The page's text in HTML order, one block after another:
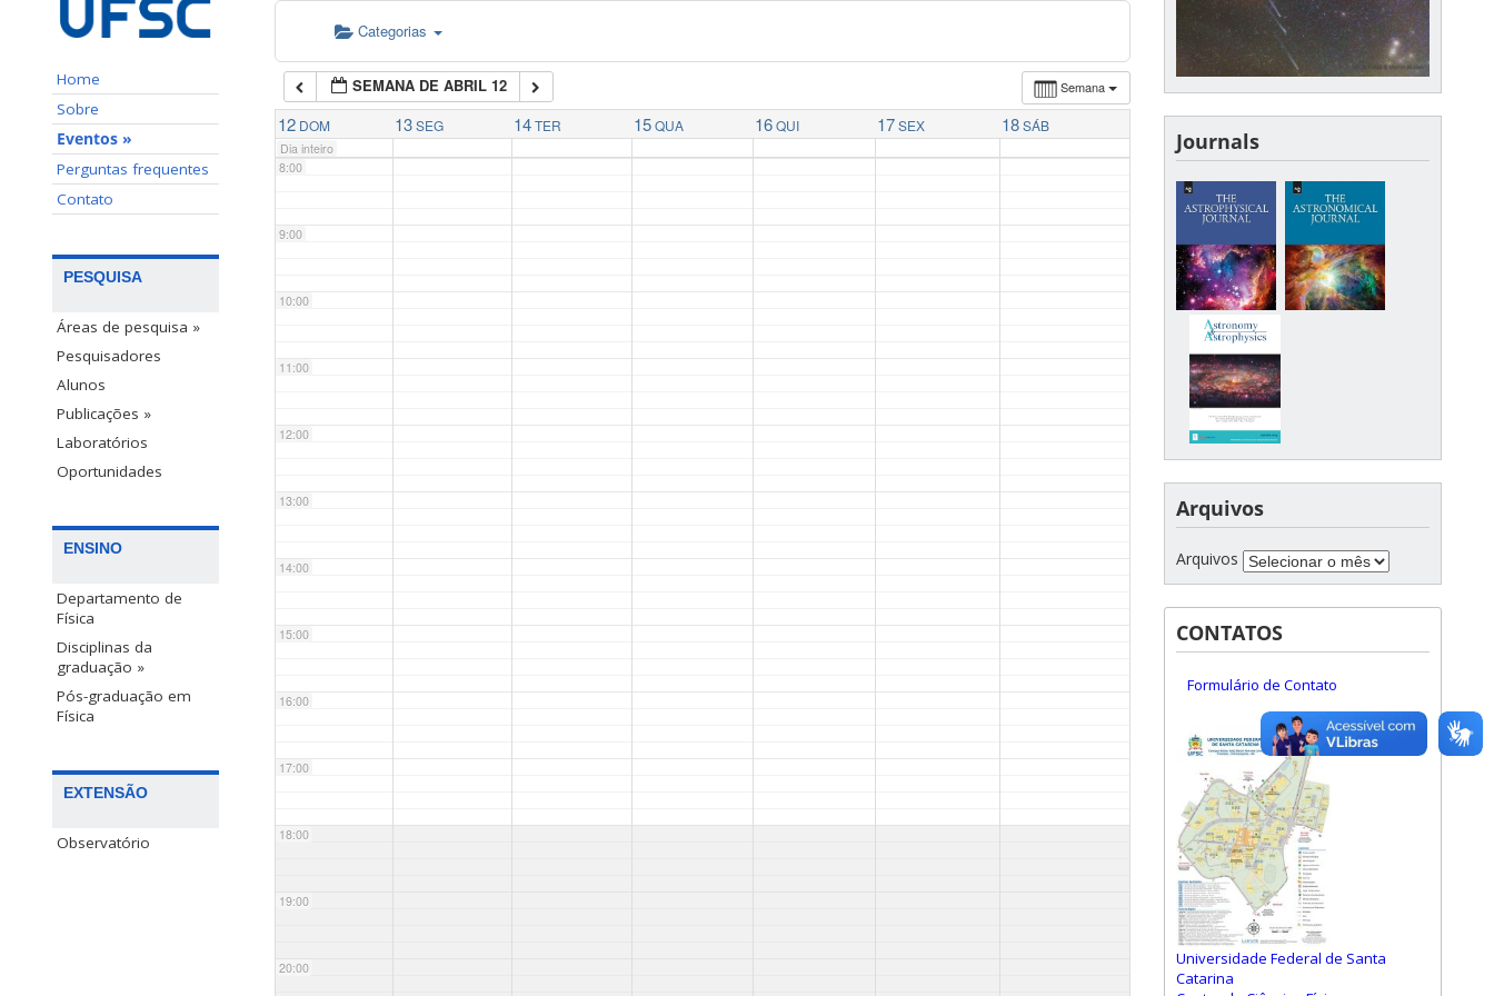
Home
Sobre
Eventos »
Perguntas frequentes
Contato
PESQUISA
Áreas de pesquisa »
Pesquisadores
Alunos
Publicações »
Laboratórios
Oportunidades
ENSINO
Departamento de
Física
Disciplinas da
graduação »
Pós-graduação em
Física
EXTENSÃO
Observatório
Categorias
Semana
SEMANA DE ABRIL 12
12 DOM 13 SEG 14 TER 15 QUA 16 QUI 17 SEX 18 SÁB
Dia inteiro
7:00
8:00
9:00
10:00
11:00
12:00
13:00
14:00
15:00
16:00
17:00
18:00
19:00
20:00
Journals
Arquivos
Arquivos
CONTATOS
Formulário de Contato
Universidade Federal de Santa
Catarina